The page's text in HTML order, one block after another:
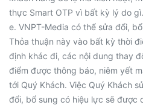
thực Smart OTP vì bất kỳ lý do gì.
e. VNPT-Media có thể sửa đổi,
Thỏa thuận này vào bất kỳ thời
định khác đi, các nội dung thay
điểm được thông báo, niêm yết
tới Quý Khách. Việc Quý Khách
đổi, bổ sung có hiệu lực sẽ được